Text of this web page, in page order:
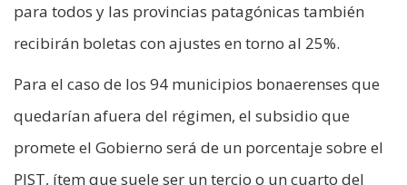
para todos y las provincias patagónicas también
recibirán boletas con ajustes en torno al 25%.
Para el caso de los 94 municipios bonaerenses que
quedarían afuera del régimen, el subsidio que
promete el Gobierno será de un porcentaje sobre el
PIST, ítem que suele ser un tercio o un cuarto del